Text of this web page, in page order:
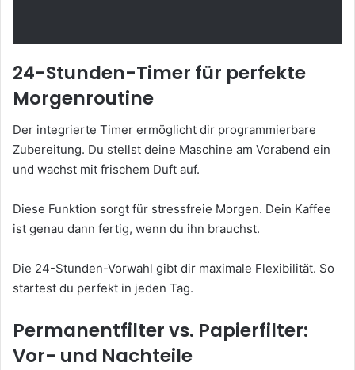
24-Stunden-Timer für perfekte
Morgenroutine
Der integrierte Timer ermöglicht dir programmierbare
Zubereitung. Du stellst deine Maschine am Vorabend ein
und wachst mit frischem Duft auf.
Diese Funktion sorgt für stressfreie Morgen. Dein Kaffee
ist genau dann fertig, wenn du ihn brauchst.
Die 24-Stunden-Vorwahl gibt dir maximale Flexibilität. So
startest du perfekt in jeden Tag.
Permanentfilter vs. Papierfilter:
Vor- und Nachteile